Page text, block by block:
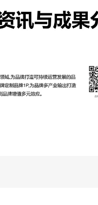
成功案例：品牌IP